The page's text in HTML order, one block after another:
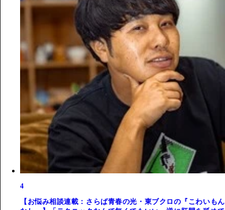
4
【お悩み相談連載：さらば青春の光・東ブクロの『こわいもん